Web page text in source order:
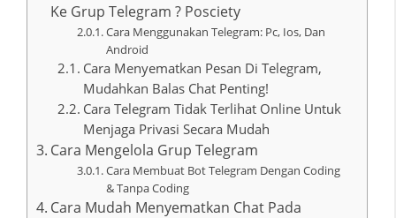
Ke Grup Telegram ? Posciety
Cara Menggunakan Telegram: Pc, Ios, Dan
Android
Cara Menyematkan Pesan Di Telegram,
Mudahkan Balas Chat Penting!
Cara Telegram Tidak Terlihat Online Untuk
Menjaga Privasi Secara Mudah
Cara Mengelola Grup Telegram
Cara Membuat Bot Telegram Dengan Coding
& Tanpa Coding
Cara Mudah Menyematkan Chat Pada